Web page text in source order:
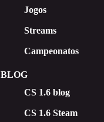
Jogos
Streams
Campeonatos
BLOG
CS 1.6 blog
CS 1.6 Steam